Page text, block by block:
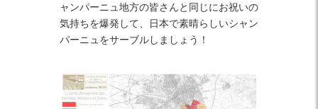
ャンパーニュ地方の皆さんと同じにお祝いの
気持ちを爆発して、日本で素晴らしいシャン
パーニュをサーブルしましょう！